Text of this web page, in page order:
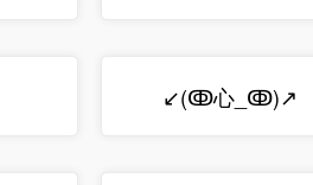
↙(ↂ⼼_ↂ)↗